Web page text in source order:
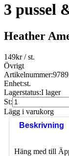
3 pussel
Heather
149kr/ st.
Övrigt
Artikelnummer:
Enhet:st.
Lagerstatus:I lager
St:
Lägg i varukorg
Beskrivning
Häng med till